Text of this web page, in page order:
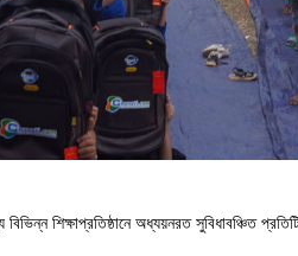
শিক্ষাপ্রতিষ্ঠানে অধ্যয়নরত সুবিধাবঞ্চিত